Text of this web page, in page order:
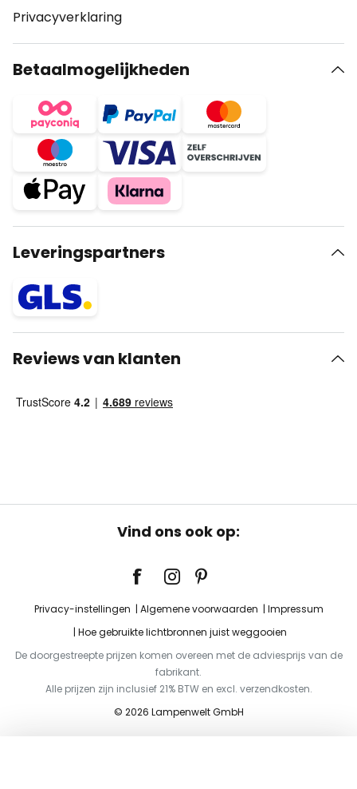
Privacyverklaring
Betaalmogelijkheden
Leveringspartners
Reviews van klanten
Vind ons ook op:
Privacy-instellingen Algemene voorwaarden
Impressum
Hoe gebruikte lichtbronnen juist weggooien
De doorgestreepte prijzen komen overeen met de adviesprijs van de
fabrikant.
Alle prijzen zijn inclusief 21% BTW en excl. verzendkosten.
© 2026 Lampenwelt GmbH